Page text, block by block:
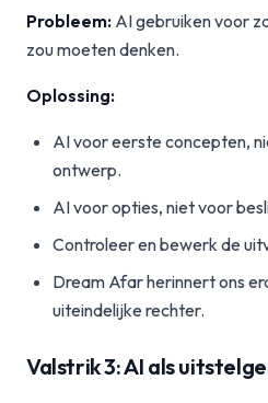
Probleem: AI gebruiken voor
zou moeten denken.
Oplossing:
AI voor eerste concepten,
ontwerp.
AI voor opties, niet voor
Controleer en bewerk de
Dream Afar herinnert ons
uiteindelijke rechter.
Valstrik 3: AI als